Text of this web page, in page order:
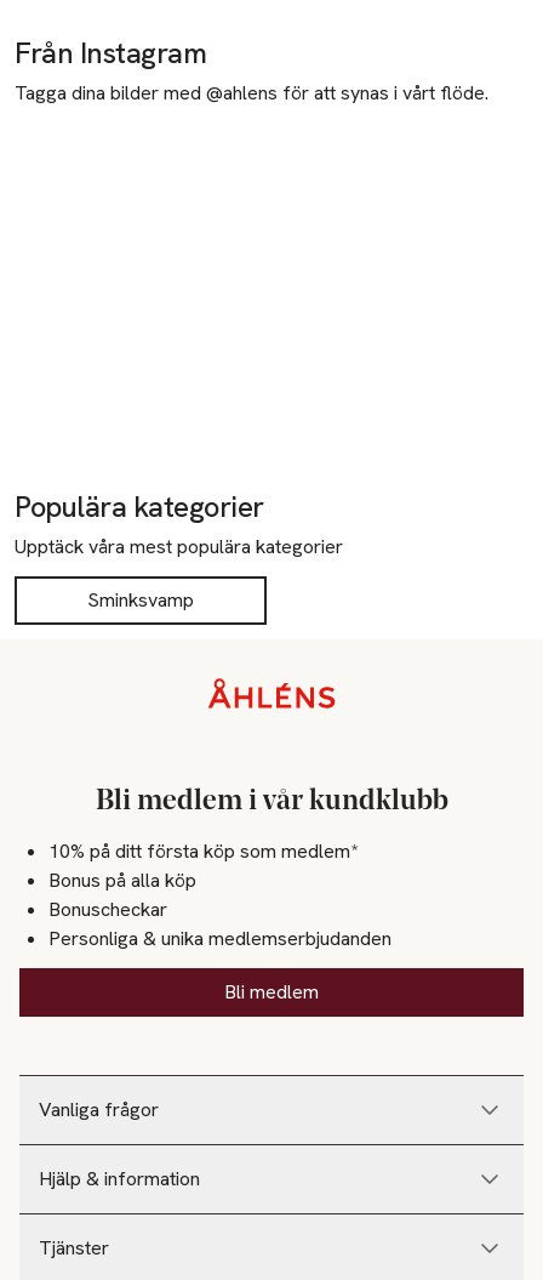
Från Instagram
Tagga dina bilder med @ahlens för att synas i vårt flöde.
Populära kategorier
Upptäck våra mest populära kategorier
Sminksvamp
Vanliga frågor
Hjälp & information
Tjänster
Bli medlem i vår kundklubb
10% på ditt första köp som medlem*
Bonus på alla köp
Bonuscheckar
Personliga & unika medlemserbjudanden
Bli medlem